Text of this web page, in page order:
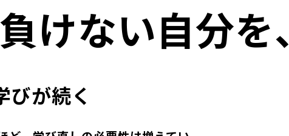
けない自分を、
びが続く